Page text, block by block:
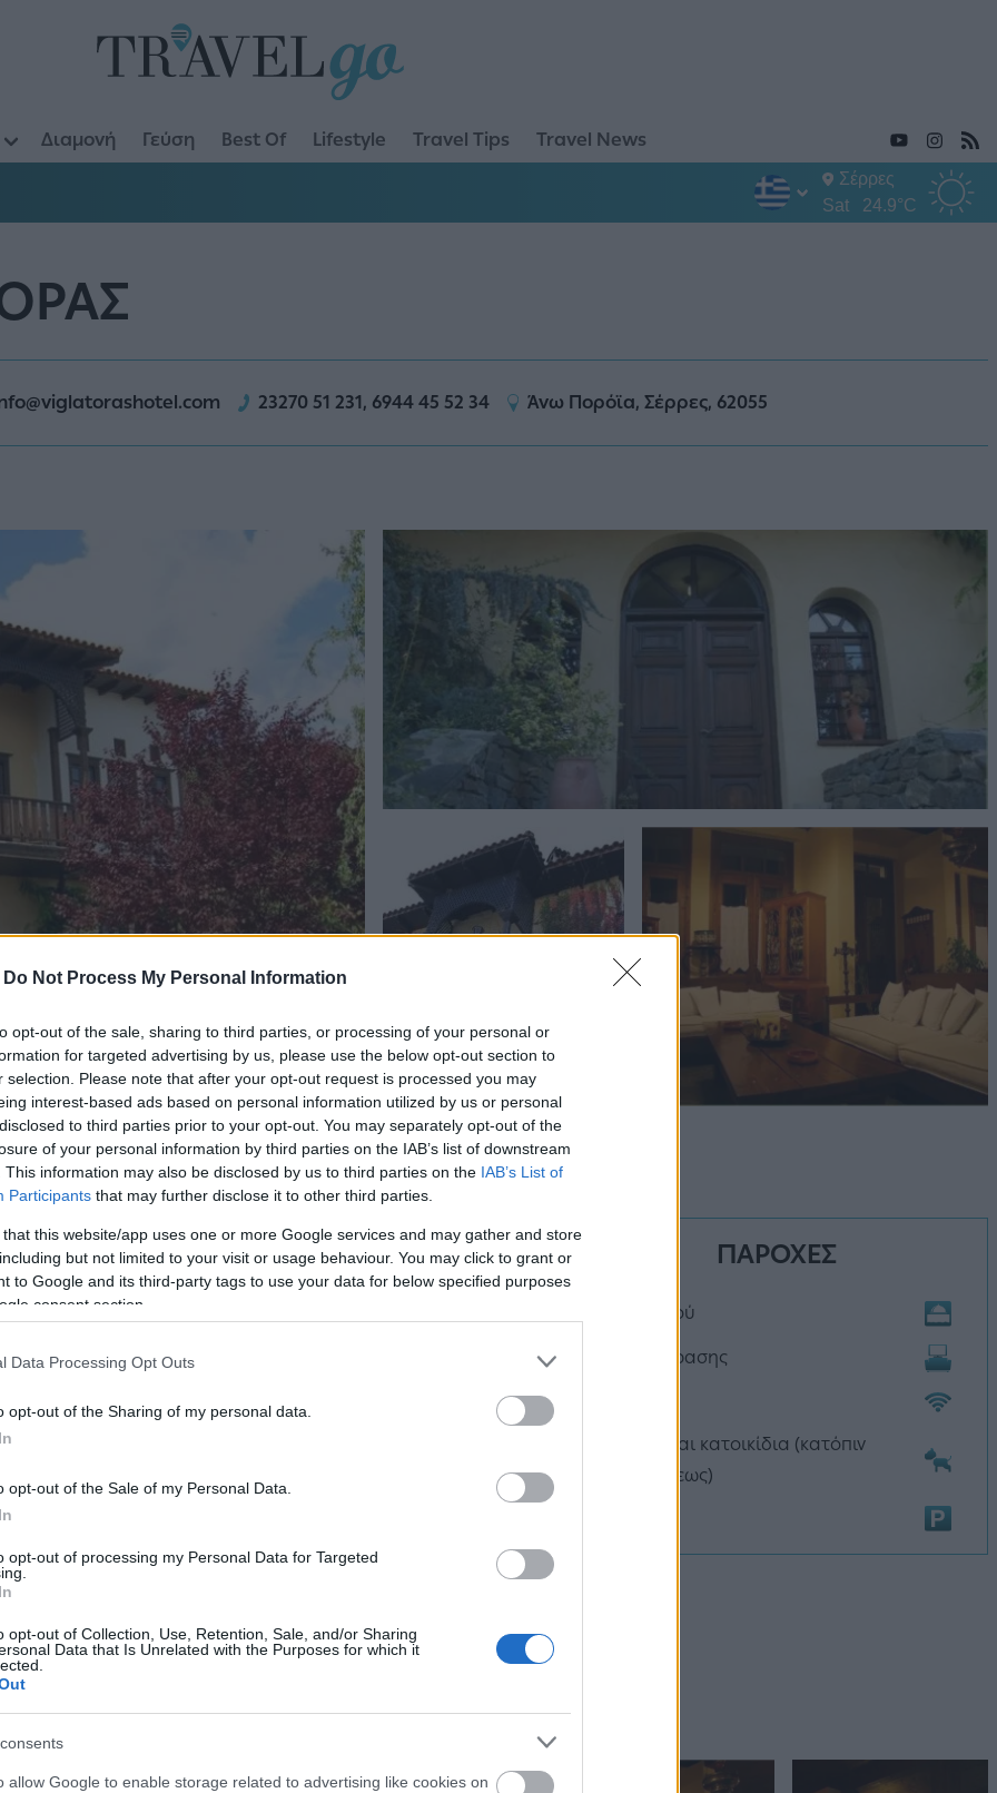
Do Not Process My Personal Information
opt-out of the sale, sharing to third parties, or processing of your personal or
for targeted advertising by us, please use the below opt-out section to
selection. Please note that after your opt-out request is processed you may
interest-based ads based on personal information utilized by us or personal
to third parties prior to your opt-out. You may separately opt-out of the
of your personal information by third parties on the IAB’s list of downstream
This information may also be disclosed by us to third parties on the IAB’s List of
Participants that may further disclose it to other third parties.
that this website/app uses one or more Google services and may gather and store
but not limited to your visit or usage behaviour. You may click to grant or
to Google and its third-party tags to use your data for below specified purposes
consent section.
Data Processing Opt Outs
opt-out of the Sharing of my personal data.
opt-out of the Sale of my Personal Data.
opt-out of processing my Personal Data for Targeted
opt-out of Collection, Use, Retention, Sale, and/or Sharing
Data that Is Unrelated with the Purposes for which it
allow Google to enable storage related to advertising like cookies on
Διαμονή Γεύση Best Of Lifestyle Travel Tips Travel News
Σέρρες
Sat
24.9°C
23270 51 231, 6944 45 52 34 Άνω Πορόϊα, Σέρρες, 62055
που διέσχιζαν τα Βαλκάνια, μετατράπηκε
ιδιοκτήτες του, καθοδηγούμενοι από το
σε έναν οικισμό ιδιαίτερου αρχιτεκτονικού
στους πρόποδες του όρους Κερκίνης
από την κεντρική πλατεία αγναντεύοντας τη
αρμονικά αυθεντικά υλικά και έπιπλα με σύγχρονες
επισκέπτη.
και καλοκαίρι, χρυσοκίτρινα το φθινόπωρο
ένα ιδανικό αγχολυτικό ησυχαστήριο.
ο φιλοξενούμενος κατά τη διάρκεια του πρωινού
πίτες και κέικ, σπιτικές μαρμελάδες και γλυκά
ΠΑΡΟΧΕΣ
Αιθ. Πρωινού
Αιθ . Τηλεόρασης
Επιτρέπονται κατοικίδια (κατόπιν
συνεννοήσεως)